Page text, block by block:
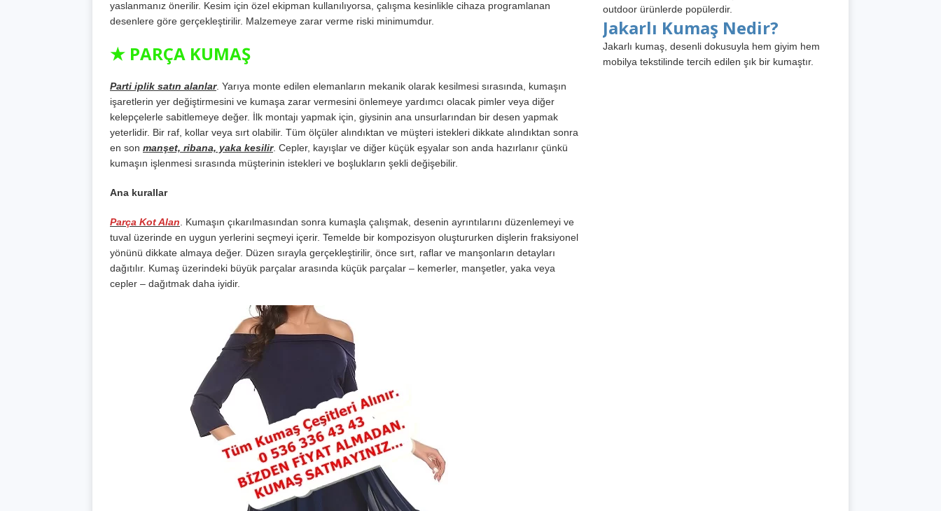
yaslanmanız önerilir. Kesim için özel ekipman kullanılıyorsa, çalışma kesinlikle cihaza programlanan
desenlere göre gerçekleştirilir. Malzemeye zarar verme riski minimumdur.
★ PARÇA KUMAŞ
Parti iplik satın alanlar. Yarıya monte edilen elemanların mekanik olarak kesilmesi sırasında, kumaşın
işaretlerin yer değiştirmesini ve kumaşa zarar vermesini önlemeye yardımcı olacak pimler veya diğer
kelepçelerle sabitlemeye değer. İlk montajı yapmak için, giysinin ana unsurlarından bir desen yapmak
yeterlidir. Bir raf, kollar veya sırt olabilir. Tüm ölçüler alındıktan ve müşteri istekleri dikkate alındıktan sonra
en son manşet, ribana, yaka kesilir. Cepler, kayışlar ve diğer küçük eşyalar son anda hazırlanır çünkü
kumaşın işlenmesi sırasında müşterinin istekleri ve boşlukların şekli değişebilir.
Ana kurallar
Parça Kot Alan . Kumaşın çıkarılmasından sonra kumaşla çalışmak, desenin ayrıntılarını düzenlemeyi ve
tuval üzerinde en uygun yerlerini seçmeyi içerir. Temelde bir kompozisyon oluştururken dişlerin fraksiyonel
yönünü dikkate almaya değer. Düzen sırayla gerçekleştirilir, önce sırt, raflar ve manşonların detayları
dağıtılır. Kumaş üzerindeki büyük parçalar arasında küçük parçalar – kemerler, manşetler, yaka veya
cepler – dağıtmak daha iyidir.
outdoor ürünlerde popülerdir.
Jakarlı Kumaş Nedir?
Jakarlı kumaş, desenli dokusuyla hem giyim hem
mobilya tekstilinde tercih edilen şık bir kumaştır.